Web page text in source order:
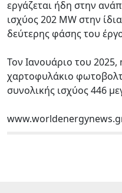
εργάζεται ήδη στην
ισχύος 202 MW στην
δεύτερης φάσης του
Τον Ιανουάριο του
χαρτοφυλάκιο
συνολικής ισχύος 446